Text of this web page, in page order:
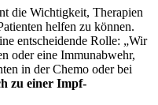
die Wichtigkeit, Therapien
helfen zu können.
entscheidende Rolle: „Wir
oder eine Immunabwehr,
in der Chemo oder bei
zu einer Impf-